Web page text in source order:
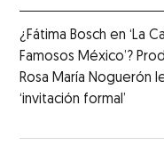
¿Fátima Bosch en ‘La
Famosos México’?
Rosa María Noguerón
‘invitación formal’